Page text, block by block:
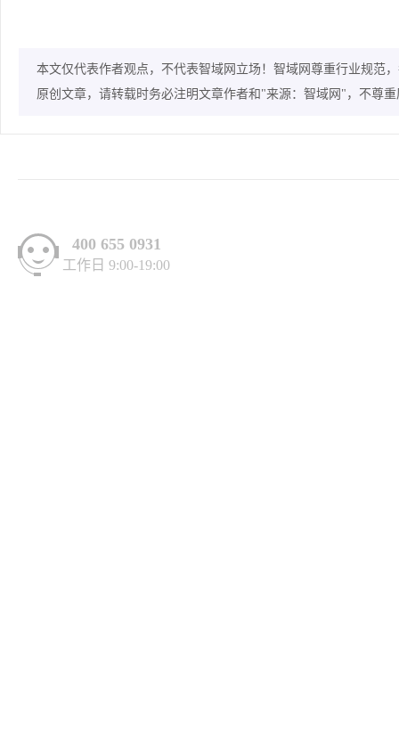
本文仅代表作者观点，不代表智域网立场！智域网尊重行业规范
原创文章，请转载时务必注明文章作者和"来源：智域网"，不尊
400 655 0931
工作日 9:00-19:00